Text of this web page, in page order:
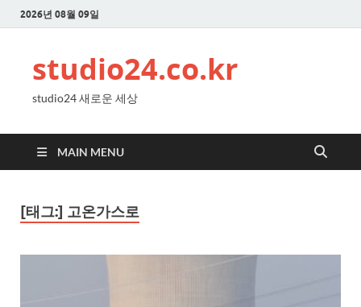
2026년 08월 09일
studio24.co.kr
studio24 새로운 세상
MAIN MENU
[태그:] 고온가스로